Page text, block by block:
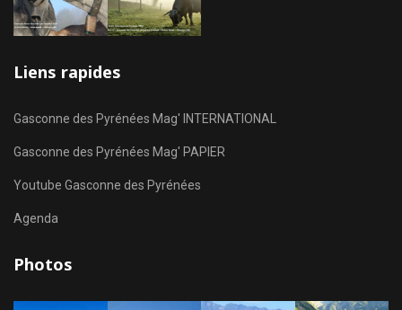
Liens rapides
Gasconne des Pyrénées Mag' INTERNATIONAL
Gasconne des Pyrénées Mag' PAPIER
Youtube Gasconne des Pyrénées
Agenda
Photos